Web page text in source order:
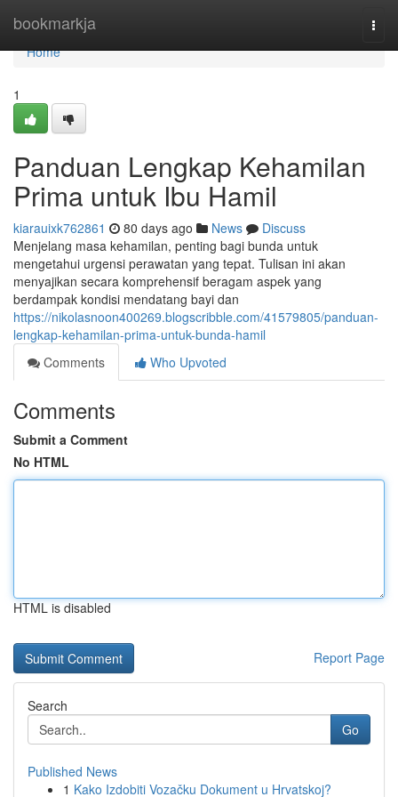
bookmarkja
Home
Home
1
Panduan Lengkap Kehamilan
Prima untuk Ibu Hamil
kiarauixk762861 80 days ago News
Discuss
Menjelang masa kehamilan, penting bagi bunda untuk
mengetahui urgensi perawatan yang tepat. Tulisan ini akan
menyajikan secara komprehensif beragam aspek yang
berdampak kondisi mendatang bayi dan
https://nikolasnoon400269.blogscribble.com/41579805/panduan-
lengkap-kehamilan-prima-untuk-bunda-hamil
Comments
Who Upvoted
Comments
Submit a Comment
No HTML
HTML is disabled
Report Page
Search
Go
Published News
1 Kako Izdobiti Vozačku Dokument u Hrvatskoj?